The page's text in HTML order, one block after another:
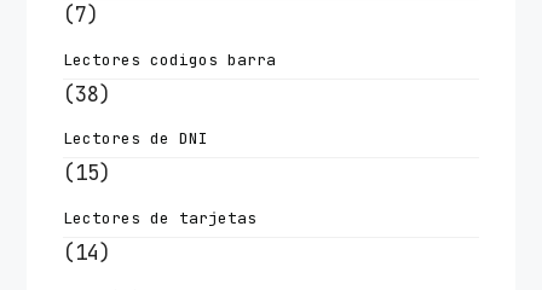
(7)
Lectores codigos barra
(38)
Lectores de DNI
(15)
Lectores de tarjetas
(14)